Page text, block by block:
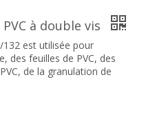
à double vis
132 est utilisée pour
des feuilles de PVC, des
de la granulation de